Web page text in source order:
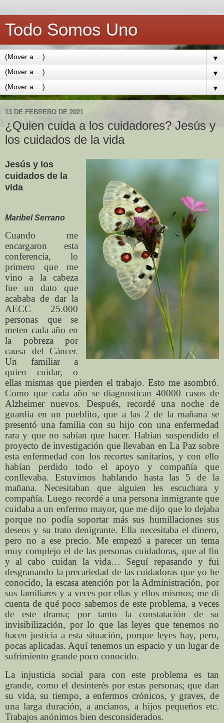
Todo Somos Uno
▼
▼
▼
13 DE FEBRERO DE 2021
¿Quien cuida a los cuidadores? Jesús y
los cuidados de la vida
Jesús y los
cuidados de la
vida
Maribel Serrano
Cuando me
encargaron esta
conferencia, lo
primero que me
vino a la cabeza
fue un dato que
acababa de dar la
AECC 25.000
personas que se
meten cada año en
la pobreza por
causa del Cáncer.
Un familiar a
quien cuidar, o
ellas mismas que pierden el trabajo. Esto me asombró.
Como que cada año se diagnostican 40000 casos de
Alzheimer nuevos. Después, recordé una noche de
guardia en un pueblito, que a las 2 de la mañana se
presentó una familia con su hijo con una enfermedad
rara y que no sabían que hacer. Habían suspendido el
proyecto de investigación que llevaban en La Paz sobre
esta enfermedad con los recortes sanitarios, y con ello
habían perdido todo el apoyo y compañía que
conllevaba. Estuvimos hablando hasta las 5 de la
mañana. Necesitaban que alguien les escuchara y
compañía. Luego recordé a una persona inmigrante que
cuidaba a un enfermo mayor, que me dijo que lo dejaba
porque no podía soportar más sus humillaciones sus
deseos y su trato denigrante. Ella necesitaba el dinero,
pero no a ese precio. Me empezó a parecer un tema
muy complejo el de las personas cuidadoras, que al fin
y al cabo cuidan la vida… Seguí repasando y fui
desgranando la precariedad de las cuidadoras que yo he
conocido, la escasa atención por la Administración, por
sus familiares y a veces por ellas y ellos mismos; me di
cuenta de qué poco sabemos de este problema, a veces
de este drama; por tanto la constatación de su
invisibilización, por lo que las leyes que tenemos no
hacen justicia a esta situación, porque leyes hay, pero,
pocas aplicadas. Aquí tenemos un espacio y un lugar de
sufrimiento grande poco conocido.
La injusticia social para con este problema es tan
grande, como el desinterés por estas personas; que dan
su vida, su tiempo, a enfermos crónicos, y graves, de
una larga duración, a ancianos, a hijos pequeños etc.
Trabajos anónimos bien desconsiderados.